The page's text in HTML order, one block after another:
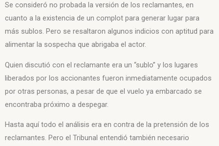
Se consideró no probada la versión de los reclamantes, en
cuanto a la existencia de un complot para generar lugar para
más sublos. Pero se resaltaron algunos indicios con aptitud para
alimentar la sospecha que abrigaba el actor.
Quien discutió con el reclamante era un “sublo” y los lugares
liberados por los accionantes fueron inmediatamente ocupados
por otras personas, a pesar de que el vuelo ya embarcado se
encontraba próximo a despegar.
Hasta aquí todo el análisis era en contra de la pretensión de los
reclamantes. Pero el Tribunal entendió también necesario